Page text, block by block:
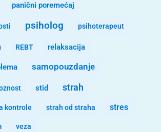
panični poremećaj
psiholog psihoterapeut
REBT relaksacija
samopouzdanje
stid strah
kontrole strah od straha stres
veza